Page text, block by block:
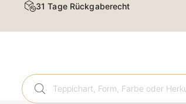
31 Tage Rückgaberecht